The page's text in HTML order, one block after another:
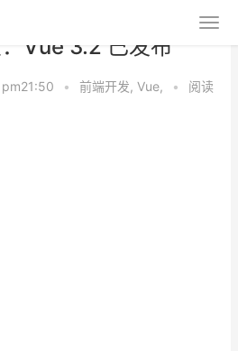
Vue 3.2 已发布
• 前端开发, Vue, •
阅读